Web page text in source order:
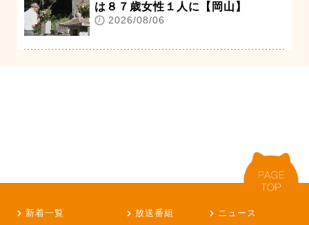
は８７歳女性１人に【岡山】
2026/08/06
新着一覧 放送番組
ニュース